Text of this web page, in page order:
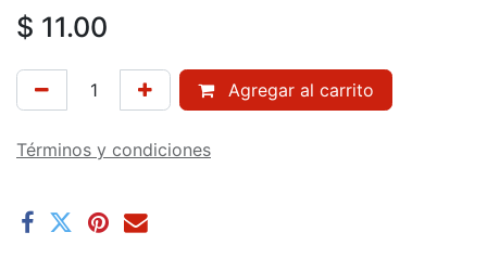
$ 11.00
Agregar al carrito
Términos y condiciones